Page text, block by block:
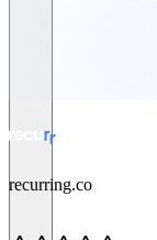
recurring.co